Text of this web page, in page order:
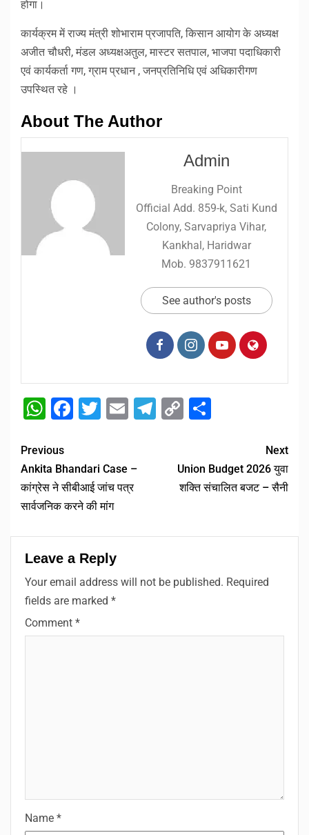
होगा।
कार्यक्रम में राज्य मंत्री शोभाराम प्रजापति, किसान आयोग के अध्यक्ष
अजीत चौधरी, मंडल अध्यक्षअतुल, मास्टर सतपाल, भाजपा पदाधिकारी
एवं कार्यकर्ता गण, ग्राम प्रधान , जनप्रतिनिधि एवं अधिकारीगण
उपस्थित रहे ।
About The Author
Admin
Breaking Point
Official Add. 859-k, Sati Kund
Colony, Sarvapriya Vihar,
Kankhal, Haridwar
Mob. 9837911621
See author's posts
WhatsApp
Facebook
Twitter
EmailTelegram
Copy
Previous
Ankita Bhandari Case –
कांग्रेस ने सीबीआई जांच पत्र
सार्वजनिक करने की मांग
Next
Union Budget 2026 युवा
शक्ति संचालित बजट – सैनी
Leave a Reply
Your email address will not be published. Required
fields are marked *
Comment *
Name *